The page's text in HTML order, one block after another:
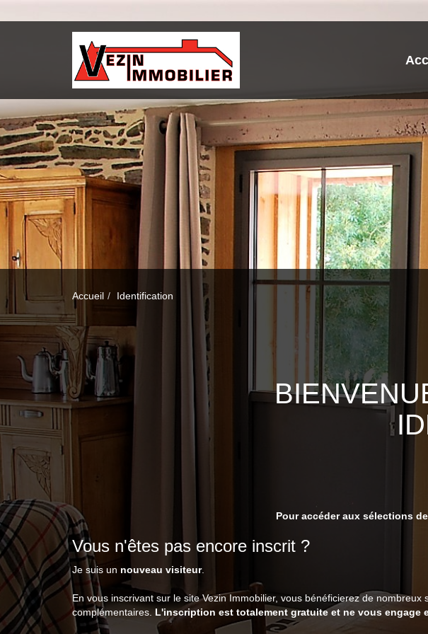
Accueil Identification
Pour accéder aux sélections
Vous n'êtes pas encore inscrit ?
Je suis un nouveau visiteur.
En vous inscrivant sur le site Vezin Immobilier, vous bénéficierez de nombreux
complémentaires. L'inscription est totalement gratuite et ne vous engage